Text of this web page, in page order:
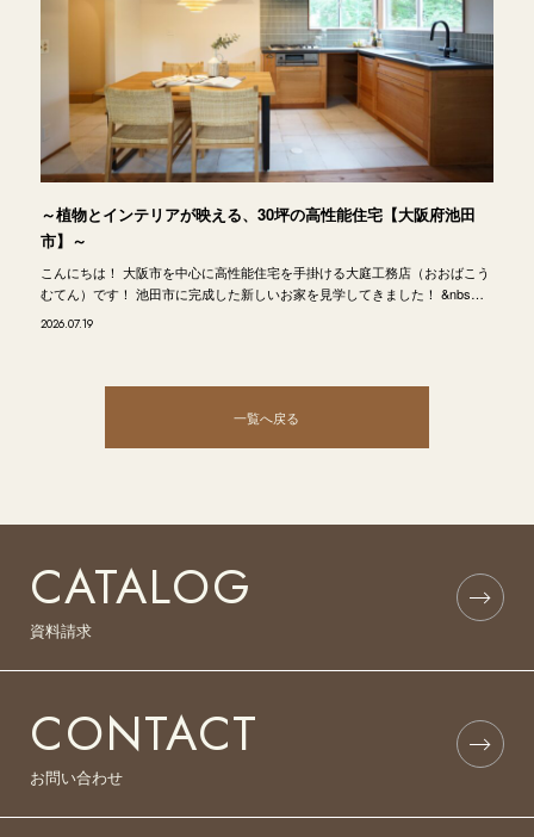
～植物とインテリアが映える、30坪の高性能住宅【大阪府池田
市】～
こんにちは！ 大阪市を中心に高性能住宅を手掛ける大庭工務店（おおばこう
むてん）です！ 池田市に完成した新しいお家を見学してきました！ &nbs…
2026.07.19
一覧へ戻る
CATALOG
資料請求
CONTACT
お問い合わせ